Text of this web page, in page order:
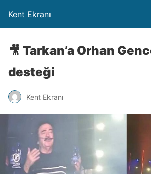
Kent Ekranı
🎥 Tarkan’a Orhan
desteği
Kent Ekranı